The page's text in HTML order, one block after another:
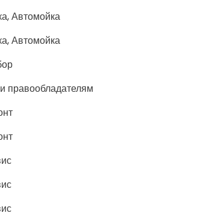
Автомойка
Автомойка
правообладателям